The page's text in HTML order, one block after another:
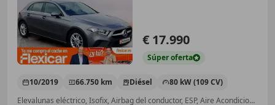
€ 17.990
Súperoferta
10/2019 66.750 km Diésel
80 kW (109 CV)
Elevalunas eléctrico, Isofix, Airbag del conductor, ESP, Aire Acondicionado, ABS, Cierre centralizado